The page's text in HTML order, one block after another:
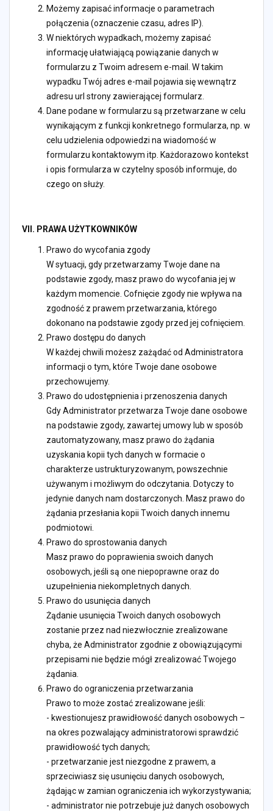
Możemy zapisać informacje o parametrach
połączenia (oznaczenie czasu, adres IP).
W niektórych wypadkach, możemy zapisać
informację ułatwiającą powiązanie danych w
formularzu z Twoim adresem e-mail. W takim
wypadku Twój adres e-mail pojawia się wewnątrz
adresu url strony zawierającej formularz.
Dane podane w formularzu są przetwarzane w celu
wynikającym z funkcji konkretnego formularza, np. w
celu udzielenia odpowiedzi na wiadomość w
formularzu kontaktowym itp. Każdorazowo kontekst
i opis formularza w czytelny sposób informuje, do
czego on służy.
VII. PRAWA UŻYTKOWNIKÓW
Prawo do wycofania zgody
W sytuacji, gdy przetwarzamy Twoje dane na
podstawie zgody, masz prawo do wycofania jej w
każdym momencie. Cofnięcie zgody nie wpływa na
zgodność z prawem przetwarzania, którego
dokonano na podstawie zgody przed jej cofnięciem.
Prawo dostępu do danych
W każdej chwili możesz zażądać od Administratora
informacji o tym, które Twoje dane osobowe
przechowujemy.
Prawo do udostępnienia i przenoszenia danych
Gdy Administrator przetwarza Twoje dane osobowe
na podstawie zgody, zawartej umowy lub w sposób
zautomatyzowany, masz prawo do żądania
uzyskania kopii tych danych w formacie o
charakterze ustrukturyzowanym, powszechnie
używanym i możliwym do odczytania. Dotyczy to
jedynie danych nam dostarczonych. Masz prawo do
żądania przesłania kopii Twoich danych innemu
podmiotowi.
Prawo do sprostowania danych
Masz prawo do poprawienia swoich danych
osobowych, jeśli są one niepoprawne oraz do
uzupełnienia niekompletnych danych.
Prawo do usunięcia danych
Żądanie usunięcia Twoich danych osobowych
zostanie przez nad niezwłocznie zrealizowane
chyba, że Administrator zgodnie z obowiązującymi
przepisami nie będzie mógł zrealizować Twojego
żądania.
Prawo do ograniczenia przetwarzania
Prawo to może zostać zrealizowane jeśli:
- kwestionujesz prawidłowość danych osobowych –
na okres pozwalający administratorowi sprawdzić
prawidłowość tych danych;
- przetwarzanie jest niezgodne z prawem, a
sprzeciwiasz się usunięciu danych osobowych,
żądając w zamian ograniczenia ich wykorzystywania;
- administrator nie potrzebuje już danych osobowych